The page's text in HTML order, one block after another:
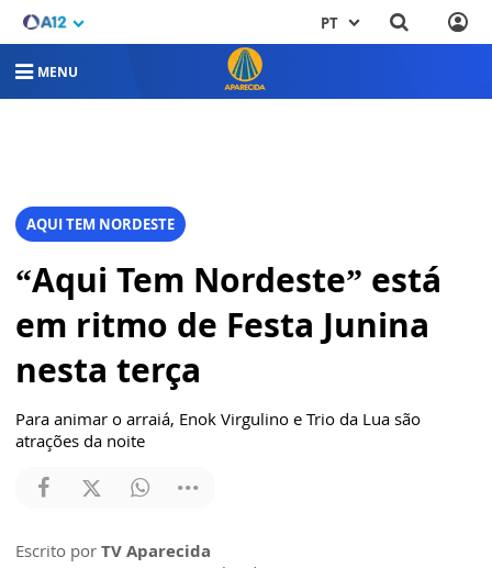
PT
MENU
AQUI TEM NORDESTE
“Aqui Tem Nordeste” está
em ritmo de Festa Junina
nesta terça
Para animar o arraiá, Enok Virgulino e Trio da Lua são
atrações da noite
Escrito por TV Aparecida